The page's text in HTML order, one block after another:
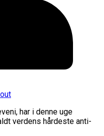
har i denne uge
verdens hårdeste anti-